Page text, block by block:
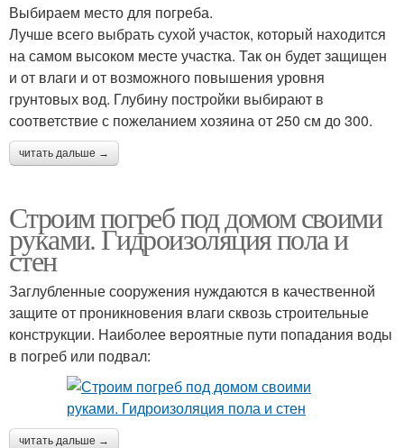
Выбираем место для погреба.
Лучше всего выбрать сухой участок, который находится
на самом высоком месте участка. Так он будет защищен
и от влаги и от возможного повышения уровня
грунтовых вод. Глубину постройки выбирают в
соответствие с пожеланием хозяина от 250 см до 300.
читать дальше →
Строим погреб под домом своими
руками. Гидроизоляция пола и
стен
Заглубленные сооружения нуждаются в качественной
защите от проникновения влаги сквозь строительные
конструкции. Наиболее вероятные пути попадания воды
в погреб или подвал:
читать дальше →